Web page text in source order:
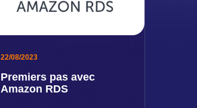
22/08/2023
Premiers pas avec
Amazon RDS